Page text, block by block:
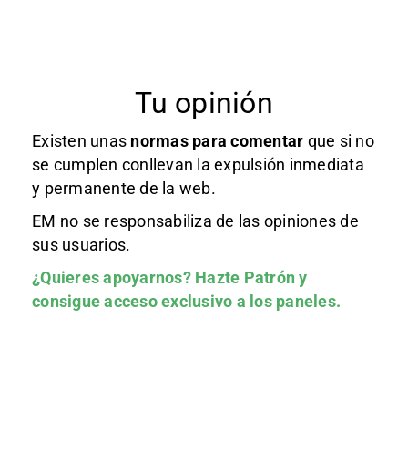
Tu opinión
Existen unas normas para comentar que si no
se cumplen conllevan la expulsión inmediata
y permanente de la web.
EM no se responsabiliza de las opiniones de
sus usuarios.
¿Quieres apoyarnos? Hazte Patróny
consigue acceso exclusivo a los paneles.